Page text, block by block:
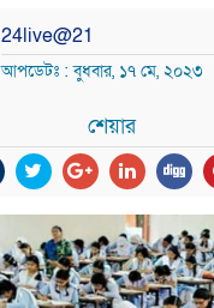
24live@21
আপডেটঃ : বুধবার, ১৭ মে, ২০২৩
শেয়ার